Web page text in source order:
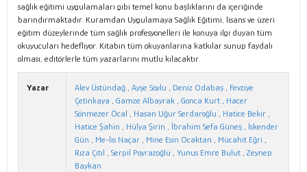
sağlık eğitimi uygulamaları gibi temel konu başlıklarını da içeriğinde
barındırmaktadır. Kuramdan Uygulamaya Sağlık Eğitimi, lisans ve üzeri
eğitim düzeylerinde tüm sağlık profesyonelleri ile konuya ilgi duyan tüm
okuyucuları hedefliyor. Kitabın tüm okuyanlarına katkılar sunup faydalı
olması, editörlerle tüm yazarlarını mutlu kılacaktır.
Yazar Alev Üstündağ , Ayşe Soylu , Deniz Odabaş , Fevziye
Çetinkaya , Gamze Albayrak , Gonca Kurt , Hacer
Sönmezer Öcal , Hasan Uğur Serdaroğlu , Hatice Bekir ,
Hatice Şahin , Hülya Şirin , İbrahim Sefa Güneş , İskender
Gün , Me-lis Naçar , Mine Esin Ocaktan , Mücahit Eğri ,
Rıza Çıtıl , Serpil Poyrazoğlu , Yunus Emre Bulut , Zeynep
Baykan